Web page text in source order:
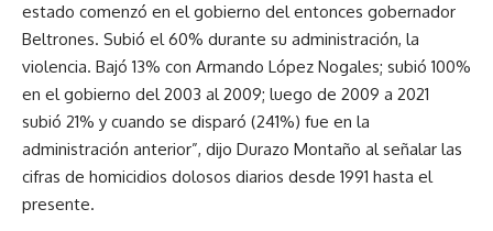
estado comenzó en el gobierno del entonces gobernador
Beltrones. Subió el 60% durante su administración, la
violencia. Bajó 13% con Armando López Nogales; subió 100%
en el gobierno del 2003 al 2009; luego de 2009 a 2021
subió 21% y cuando se disparó (241%) fue en la
administración anterior”, dijo Durazo Montaño al señalar las
cifras de homicidios dolosos diarios desde 1991 hasta el
presente.